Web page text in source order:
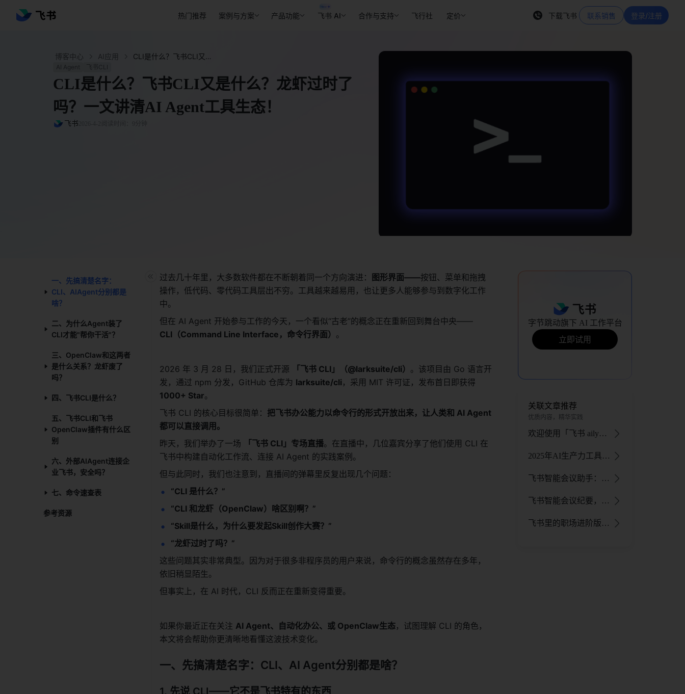
热门推荐 案例与方案 产品功能 飞书 AI 合作与支持 飞行社 定价 下载飞书 联系销售 登录/注册
博客中心 AI应用 CLI是什么？飞书CLI又是什么？龙虾过时了吗？一文讲清AI Agent工具生态！ - 飞书官网
AI Agent
CLI是什么？飞书CLI又是什么？龙虾过时了
吗？一文讲清AI Agent工具生态！
飞书
一、先搞清楚名字：
CLI、AIAgent分别都是
啥？​
二、为什么Agent装了
CLI才能"帮你干活"？​
三、OpenClaw和这两者
是什么关系？龙虾废了
吗？​
四、飞书CLI是什么？​
五、飞书CLI和飞书
OpenClaw插件有什么区
别​
六、外部AIAgent连接企
业飞书，安全吗？​
七、命令速查表​
参考资源​
过去几十年里，大多数软件都在不断朝着同一个方向演进： 图形界面——按钮、菜单和拖拽
操作，低代码、零代码工具层出不穷。工具越来越易用，也让更多人能够参与到数字化工作
中。
但在 AI Agent 开始参与工作的今天，一个看似“古老”的概念正在重新回到舞台中央——
CLI（Command Line Interface，命令行界面） 。
2026 年 3 月 28 日，我们正式开源 「飞书 CLI」（@larksuite/cli） 。该项目由 Go 语言开
发，通过 npm 分发，GitHub 仓库为 larksuite/cli
1000+ Star。
飞书 CLI 的核心目标很简单： 把飞书办公能力以命令行的形式开放出来，让人类和 AI Agent
都可以直接调用。
昨天，我们举办了一场
「飞书 CLI」专场直播。在直播中，几位嘉宾分享了他们使用 CLI 在
飞书中构建自动化工作流、连接 AI Agent 的实践案例。
但与此同时，我们也注意到，直播间的弹幕里反复出现几个问题：
“CLI 是什么？”
“CLI 和龙虾（OpenClaw）啥区别啊？”
“Skill是什么，为什么要发起Skill创作大赛？”
“龙虾过时了吗？”
这些问题其实非常典型。因为对于很多非程序员的用户来说，命令行的概念虽然存在多年，
依旧稍显陌生。
但事实上，在 AI 时代，CLI 反而正在重新变得重要。
如果你最近正在关注 AI Agent、自动化办公、或 OpenClaw生态，试图理解 CLI 的角色，
本文将会帮助你更清晰地看懂这波技术变化。
一、先搞清楚名字：CLI、AI Agent分别都是啥？
字节跳动旗下 AI 工作平台
立即试用
关联文章推荐
优质内容，精华实践
欢迎使用「飞书 aily」：企业级智能体开发平台，定制你的AI专属工作助手 - 飞书官网
2025年AI生产力工具与DeepSeek协同解决方案
飞书智能会议助手：AI 助力全流程，提升会议效率与体验
飞书智能会议纪要，让每场会议都变成企业数字资产！ - 飞书官网
飞书里的职场进阶版豆包，解锁智能会议、AI表格新体验！ - 飞书官网